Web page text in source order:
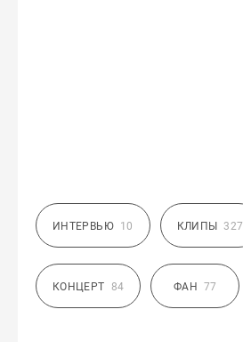
ИНТЕРВЬЮ 10 КЛИПЫ 327
КОНЦЕРТ 84 ФАН 77